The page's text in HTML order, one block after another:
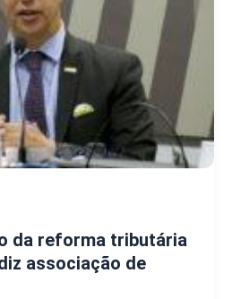
da reforma tributária
associação de